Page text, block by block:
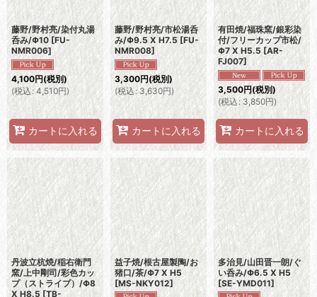
藤野/野村亮/染付丸湯
呑み/Φ10 [FU-
NMR006]
4,100円(税別)
(税込 : 4,510円)
カートに入れる
藤野/野村亮/市松湯呑
み/Φ9.5 X H7.5 [FU-
NMR008]
3,300円(税別)
(税込: 3,630円)
カートに入れる
有田焼/福珠窯/銀彩染
付/フリーカップ市松/
Φ7 X H5.5 [AR-
FJ007]
3,500円(税別)
(税込: 3,850円)
カートに入れる
丹波立杭焼/稲右衛門
窯/上中剛司/彩色カッ
プ（ストライプ）/Φ8
X H8.5 [TB-
益子焼/根古屋製陶/お
猪口/茶/Φ7 X H5
[MS-NKY012]
多治見/山田晋一朗/ぐ
い呑み/Φ6.5 X H5
[SE-YMD011]